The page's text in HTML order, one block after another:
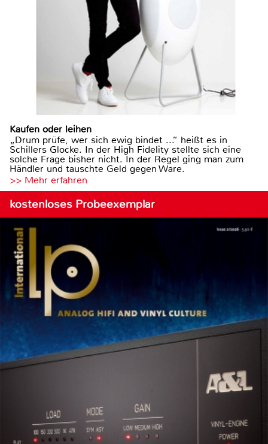
Kaufen oder leihen
„Drum prüfe, wer sich ewig bindet ...“ heißt es in
Schillers Glocke. In der High Fidelity stellte sich eine
solche Frage bisher nicht. In der Regel ging man zum
Händler und tauschte Geld gegen Ware.
>> Mehr erfahren
kostenloses Probeexemplar